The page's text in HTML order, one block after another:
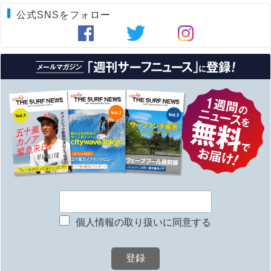
公式SNSをフォロー
個人情報の取り扱いに同意する